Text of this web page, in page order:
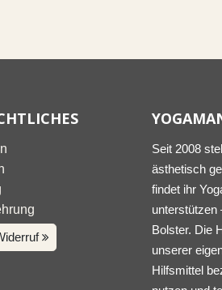
Seit 2008
ästhetisch
findet ihr
unterstützen
Bolster. Die
unserer
Hilfsmittel